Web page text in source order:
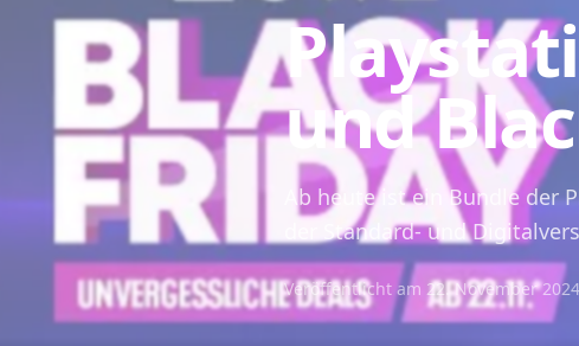
und
Ab heute ist ein Bundle der
der Standard- und
Veröffentlicht am 22. November 2024